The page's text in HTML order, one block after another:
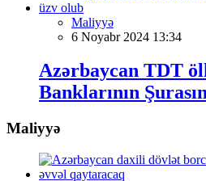
Maliyyə
6 Noyabr 2024 13:34
Azərbaycan TDT
Banklarının
Maliyyə